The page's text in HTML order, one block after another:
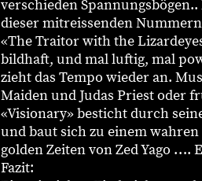
verschieden
dieser mitreissenden
«The Traitor with the
bildhaft, und mal luftig, mal
zieht das Tempo wieder an.
Maiden und Judas Priest oder
«Visionary» besticht durch
und baut sich zu einem
golden Zeiten von Zed Yago ….
Fazit: